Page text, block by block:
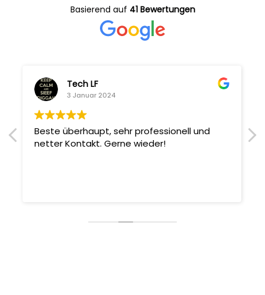
Basierend auf 41 Bewertungen
Tech LF
3 Januar 2024
Beste überhaupt, sehr professionell und
netter Kontakt. Gerne wieder!